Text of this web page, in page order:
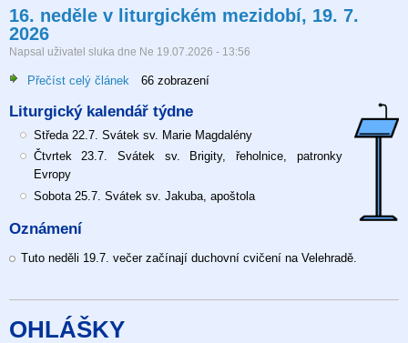
16. neděle v liturgickém mezidobí, 19. 7.
2026
Napsal uživatel sluka dne Ne 19.07.2026 - 13:56
Přečíst celý článek
neděle
v
liturgickém
19.
66 zobrazení
Liturgický kalendář týdne
Středa 22.7. Svátek sv. Marie Magdalény
Čtvrtek 23.7. Svátek sv. Brigity, řeholnice, patronky
Evropy
Sobota 25.7. Svátek sv. Jakuba, apoštola
Oznámení
Tuto neděli 19.7. večer začínají duchovní cvičení na Velehradě.
OHLÁŠKY